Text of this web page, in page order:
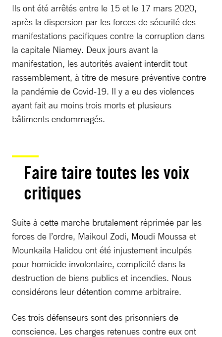
Ils ont été arrêtés entre le 15 et le 17 mars 2020,
après la dispersion par les forces de sécurité des
manifestations pacifiques contre la corruption dans
la capitale Niamey. Deux jours avant la
manifestation, les autorités avaient interdit tout
rassemblement, à titre de mesure préventive contre
la pandémie de Covid-19. Il y a eu des violences
ayant fait au moins trois morts et plusieurs
bâtiments endommagés.
Faire taire toutes les voix
critiques
Suite à cette marche brutalement réprimée par les
forces de l’ordre, Maikoul Zodi, Moudi Moussa et
Mounkaila Halidou ont été injustement inculpés
pour homicide involontaire, complicité dans la
destruction de biens publics et incendies. Nous
considérons leur détention comme arbitraire.
Ces trois défenseurs sont des prisonniers de
conscience. Les charges retenues contre eux ont